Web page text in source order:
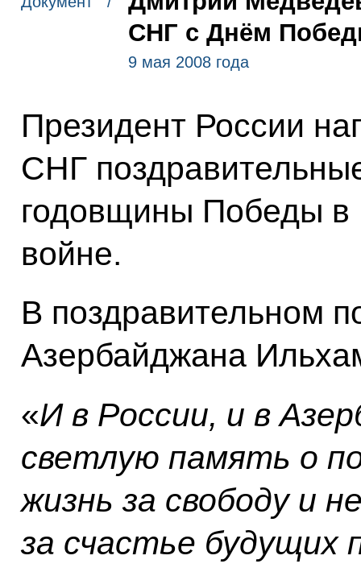
СНГ с Днём
9 мая 2008 года
Президент России
СНГ
годовщины Победы в
войне.
В поздравительном
Азербайджана
«И в России, и в
светлую память о
жизнь за свободу и
за счастье будущих